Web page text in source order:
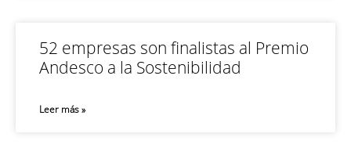
52 empresas son finalistas al Premio
Andesco a la Sostenibilidad
Leer más »